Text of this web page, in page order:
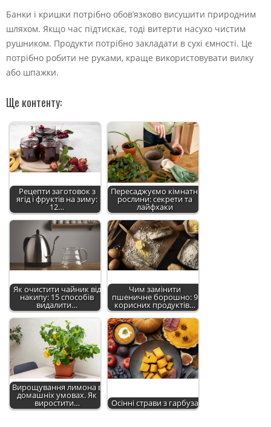
Банки і кришки потрібно обов’язково висушити природним
шляхом. Якщо час підтискає, тоді витерти насухо чистим
рушником. Продукти потрібно закладати в сухі ємності. Це
потрібно робити не руками, краще використовувати вилку
або шпажки.
Ще контенту:
Рецепти заготовок з
ягід і фруктів на зиму:
12…
Пересаджуємо кімнатні
рослини: секрети та
лайфхаки
Як очистити чайник від
накипу: 15 способів
видалити…
Чим замінити
пшеничне борошно: 9
корисних продуктів…
Вирощування лимона в
домашніх умовах. Як
виростити… Осінні страви з гарбуза